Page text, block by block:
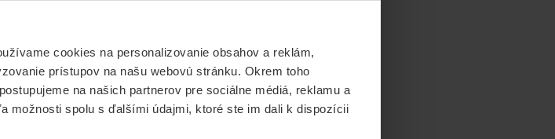
cookies na personalizovanie obsahov a reklám,
prístupov na našu webovú stránku. Okrem toho
na našich partnerov pre sociálne médiá, reklamu a
možnosti spolu s ďalšími údajmi, ktoré ste im dali k dispozícii